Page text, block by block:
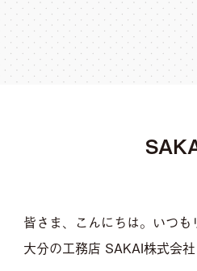
皆さま、こんにちは。いつも
大分の工務店 SAKAI株式会